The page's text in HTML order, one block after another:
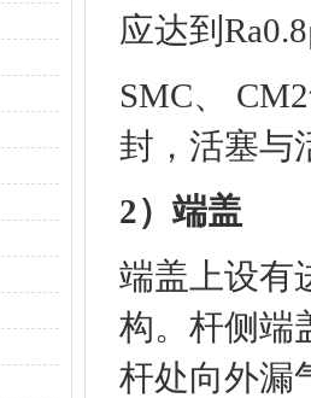
应达到
SMC、
封，活塞与
2）端盖
端盖上设有
构。杆侧端
杆处向外漏